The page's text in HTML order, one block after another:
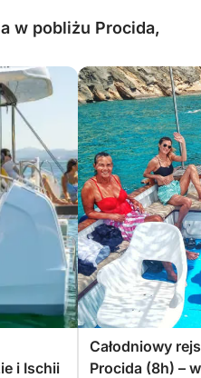
w pobliżu Procida,
i Ischii
Całodniowy
Procida (8h) –